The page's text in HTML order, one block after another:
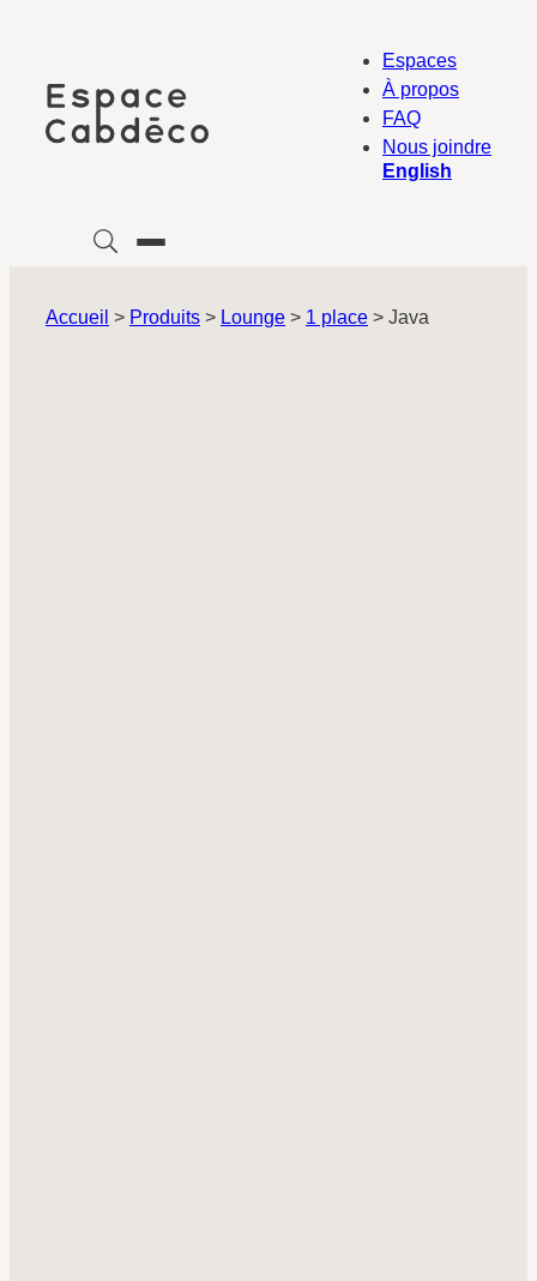
contenu
Espaces
À propos
FAQ
Nous joindre
English
Accueil > Produits > Lounge > 1 place > Java